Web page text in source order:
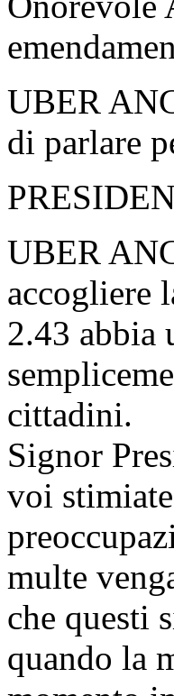
UBER
di parlare
UBER
accogliere
2.43 abbia
cittadini.
Signor
voi
multe
che questi
quando la